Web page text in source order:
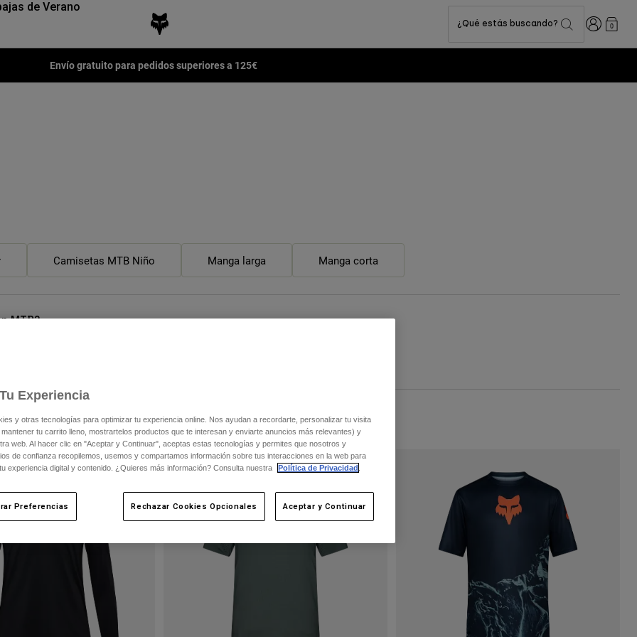
de Verano
¿Qué estás buscando? Iniciar0
Envío gratuito para pedidos superiores a 125€
Camisetas MTB Niño Manga larga Manga corta
MTB?
encontrar la opción ideal para ti.
Experiencia
y otras tecnologías para optimizar tu experiencia online. Nos ayudan a recordarte, personalizar tu visita
tu carrito lleno, mostrartelos productos que te interesan y enviarte anuncios más relevantes) y
web. Al hacer clic en "Aceptar y Continuar", aceptas estas tecnologías y permites que nosotros y
de confianza recopilemos, usemos y compartamos información sobre tus interacciones en la web para
experiencia digital y contenido. ¿Quieres más información? Consulta nuestra
Política de Privacidad .
Preferencias Rechazar Cookies Opcionales Aceptar y Continuar